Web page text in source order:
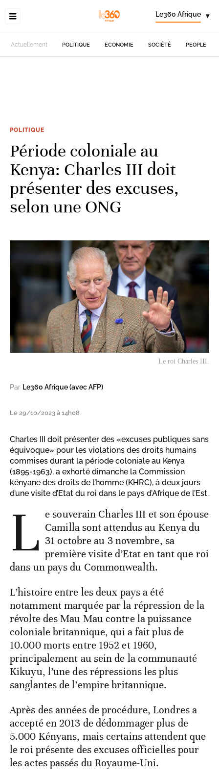
Le360 Afrique ▾
Actuellement POLITIQUE ECONOMIE SOCIÉTÉ PEOPLE
POLITIQUE
Période coloniale au
Kenya: Charles III doit
présenter des excuses,
selon une ONG
Le roi Charles III.
Par Le360 Afrique (avec AFP)
Le 29/10/2023 à 14h08
Charles III doit présenter des «excuses publiques sans
équivoque» pour les violations des droits humains
commises durant la période coloniale au Kenya
(1895-1963), a exhorté dimanche la Commission
kényane des droits de l’homme (KHRC), à deux jours
d’une visite d’Etat du roi dans le pays d’Afrique de l’Est.
L e souverain Charles III et son épouse
Camilla sont attendus au Kenya du
31 octobre au 3 novembre, sa
première visite d’Etat en tant que roi
dans un pays du Commonwealth.
L’histoire entre les deux pays a été
notamment marquée par la répression de la
révolte des Mau Mau contre la puissance
coloniale britannique, qui a fait plus de
10.000 morts entre 1952 et 1960,
principalement au sein de la communauté
Kikuyu, l’une des répressions les plus
sanglantes de l’empire britannique.
Après des années de procédure, Londres a
accepté en 2013 de dédommager plus de
5.000 Kényans, mais certains attendent que
le roi présente des excuses officielles pour
les actes passés du Royaume-Uni.